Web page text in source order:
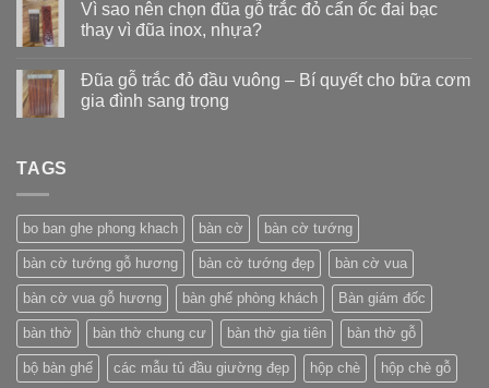
Vì sao nên chọn đũa gỗ trắc đỏ cẩn ốc đai bạc
thay vì đũa inox, nhựa?
Đũa gỗ trắc đỏ đầu vuông – Bí quyết cho bữa cơm
gia đình sang trọng
TAGS
bo ban ghe phong khach bàn cờ bàn cờ tướng
bàn cờ tướng gỗ hương bàn cờ tướng đẹp bàn cờ vua
bàn cờ vua gỗ hương bàn ghế phòng khách Bàn giám đốc
bàn thờ bàn thờ chung cư bàn thờ gia tiên bàn thờ gỗ
bộ bàn ghế các mẫu tủ đầu giường đẹp hộp chè hộp chè gỗ